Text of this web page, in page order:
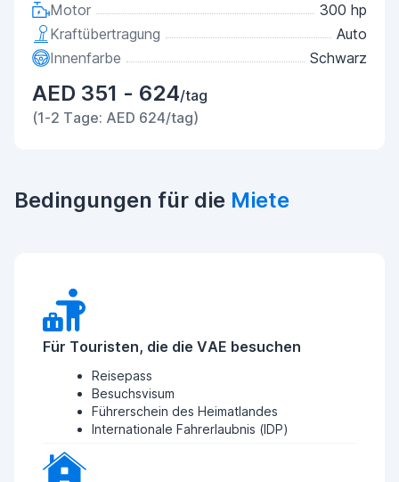
Motor
300 hp
Kraftübertragung
Auto
Innenfarbe
Schwarz
AED 351 - 624/tag
(1-2 Tage: AED 624/tag)
Bedingungen für die Miete
Für Touristen, die die VAE besuchen
Reisepass
Besuchsvisum
Führerschein des Heimatlandes
Internationale Fahrerlaubnis (IDP)